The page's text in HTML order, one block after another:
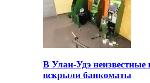
В Улан-Удэ неизвестные
вскрыли банкоматы